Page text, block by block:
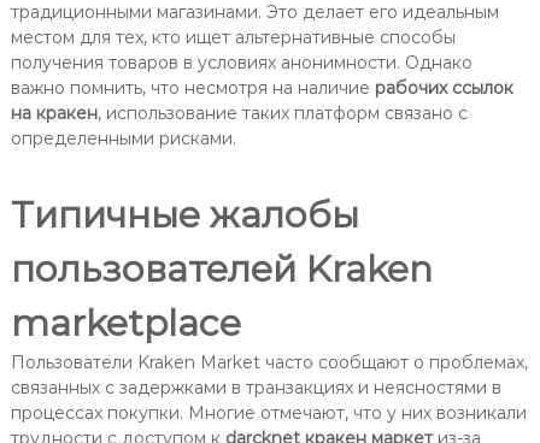
традиционными магазинами. Это делает его идеальным
местом для тех, кто ищет альтернативные способы
получения товаров в условиях анонимности. Однако
важно помнить, что несмотря на наличие рабочих ссылок
на кракен, использование таких платформ связано с
определенными рисками.
Типичные жалобы
пользователей Kraken
marketplace
Пользователи Kraken Market часто сообщают о проблемах,
связанных с задержками в транзакциях и неясностями в
процессах покупки. Многие отмечают, что у них возникали
трудности с доступом к darсknet кракен маркетиз-за